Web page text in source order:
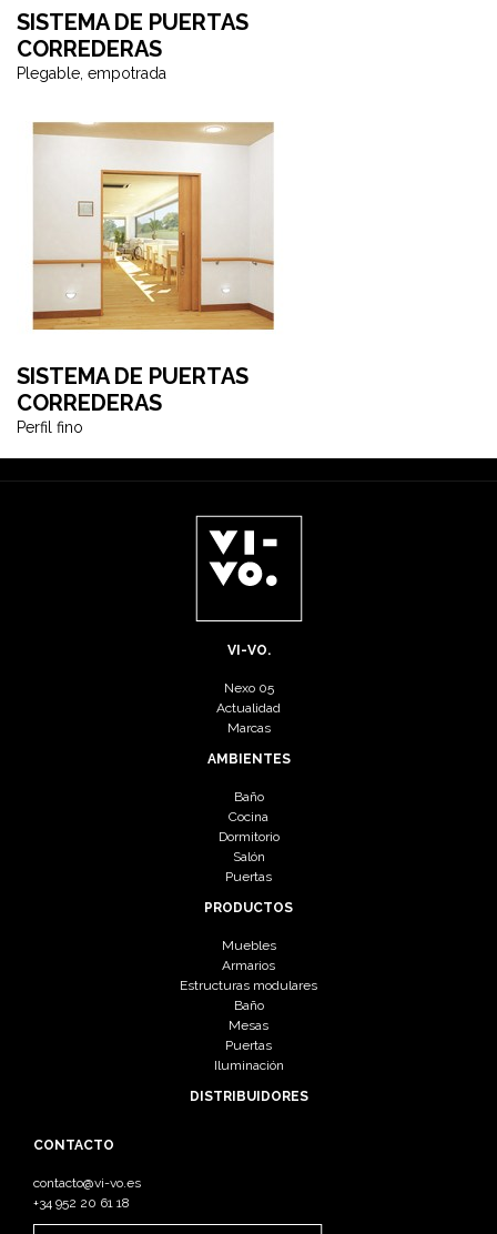
SISTEMA DE PUERTAS
CORREDERAS
Plegable, empotrada
SISTEMA DE PUERTAS
CORREDERAS
Perfil fino
VI-VO.
Nexo 05
Actualidad
Marcas
AMBIENTES
Baño
Cocina
Dormitorio
Salón
Puertas
PRODUCTOS
Muebles
Armarios
Estructuras modulares
Baño
Mesas
Puertas
Iluminación
DISTRIBUIDORES
CONTACTO
contacto@vi-vo.es
+34 952 20 61 18